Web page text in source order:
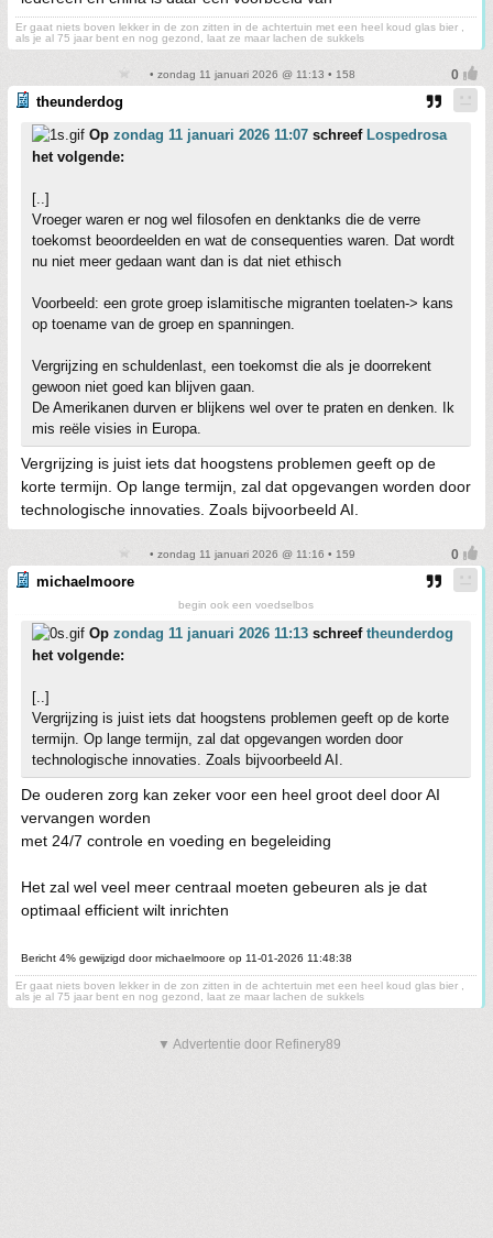
Er gaat niets boven lekker in de zon zitten in de achtertuin met een heel koud glas bier ,
als je al 75 jaar bent en nog gezond, laat ze maar lachen de sukkels
• zondag 11 januari 2026 @ 11:13 • 158
theunderdog
Op zondag 11 januari 2026 11:07 schreef Lospedrosa
het volgende:
[..]
Vroeger waren er nog wel filosofen en denktanks die de verre
toekomst beoordeelden en wat de consequenties waren. Dat wordt
nu niet meer gedaan want dan is dat niet ethisch
Voorbeeld: een grote groep islamitische migranten toelaten-> kans
op toename van de groep en spanningen.
Vergrijzing en schuldenlast, een toekomst die als je doorrekent
gewoon niet goed kan blijven gaan.
De Amerikanen durven er blijkens wel over te praten en denken. Ik
mis reële visies in Europa.
Vergrijzing is juist iets dat hoogstens problemen geeft op de
korte termijn. Op lange termijn, zal dat opgevangen worden door
technologische innovaties. Zoals bijvoorbeeld AI.
• zondag 11 januari 2026 @ 11:16 • 159
michaelmoore
begin ook een voedselbos
Op zondag 11 januari 2026 11:13 schreef theunderdog
het volgende:
[..]
Vergrijzing is juist iets dat hoogstens problemen geeft op de korte
termijn. Op lange termijn, zal dat opgevangen worden door
technologische innovaties. Zoals bijvoorbeeld AI.
De ouderen zorg kan zeker voor een heel groot deel door AI
vervangen worden
met 24/7 controle en voeding en begeleiding
Het zal wel veel meer centraal moeten gebeuren als je dat
optimaal efficient wilt inrichten
Bericht 4% gewijzigd door michaelmoore op 11-01-2026 11:48:38
Er gaat niets boven lekker in de zon zitten in de achtertuin met een heel koud glas bier ,
als je al 75 jaar bent en nog gezond, laat ze maar lachen de sukkels
▼ Advertentie door Refinery89